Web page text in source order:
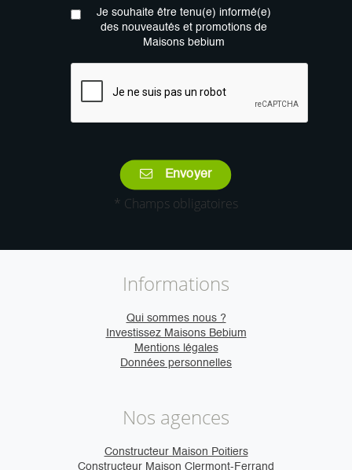
Je souhaite être tenu(e) informé(e)
des nouveautés et promotions de
Maisons bebium
Envoyer
* Champs obligatoires
Informations
Qui sommes nous ?
Investissez Maisons Bebium
Mentions légales
Données personnelles
Nos agences
Constructeur Maison Poitiers
Constructeur Maison Clermont-Ferrand